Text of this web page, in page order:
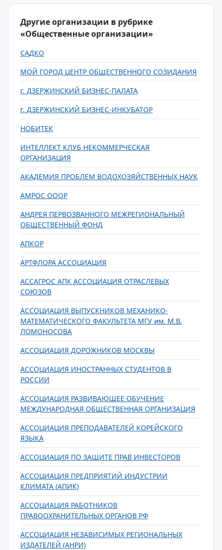
Другие организации в рубрике
«Общественные организации»
САДКО
МОЙ ГОРОД ЦЕНТР ОБЩЕСТВЕННОГО СОЗИДАНИЯ
г. ДЗЕРЖИНСКИЙ БИЗНЕС-ПАЛАТА
г. ДЗЕРЖИНСКИЙ БИЗНЕС-ИНКУБАТОР
НОБИТЕК
ИНТЕЛЛЕКТ КЛУБ НЕКОММЕРЧЕСКАЯ
ОРГАНИЗАЦИЯ
АКАДЕМИЯ ПРОБЛЕМ ВОДОХОЗЯЙСТВЕННЫХ НАУК
АМРОС ОООР
АНДРЕЯ ПЕРВОЗВАННОГО МЕЖРЕГИОНАЛЬНЫЙ
ОБЩЕСТВЕННЫЙ ФОНД
АПКОР
АРТФЛОРА АССОЦИАЦИЯ
АССАГРОС АПК АССОЦИАЦИЯ ОТРАСЛЕВЫХ
СОЮЗОВ
АССОЦИАЦИЯ ВЫПУСКНИКОВ МЕХАНИКО-
МАТЕМАТИЧЕСКОГО ФАКУЛЬТЕТА МГУ им. М.В.
ЛОМОНОСОВА
АССОЦИАЦИЯ ДОРОЖНИКОВ МОСКВЫ
АССОЦИАЦИЯ ИНОСТРАННЫХ СТУДЕНТОВ В
РОССИИ
АССОЦИАЦИЯ РАЗВИВАЮЩЕЕ ОБУЧЕНИЕ
МЕЖДУНАРОДНАЯ ОБЩЕСТВЕННАЯ ОРГАНИЗАЦИЯ
АССОЦИАЦИЯ ПРЕПОДАВАТЕЛЕЙ КОРЕЙСКОГО
ЯЗЫКА
АССОЦИАЦИЯ ПО ЗАЩИТЕ ПРАВ ИНВЕСТОРОВ
АССОЦИАЦИЯ ПРЕДПРИЯТИЙ ИНДУСТРИИ
КЛИМАТА (АПИК)
АССОЦИАЦИЯ РАБОТНИКОВ
ПРАВООХРАНИТЕЛЬНЫХ ОРГАНОВ РФ
АССОЦИАЦИЯ НЕЗАВИСИМЫХ РЕГИОНАЛЬНЫХ
ИЗДАТЕЛЕЙ (АНРИ)